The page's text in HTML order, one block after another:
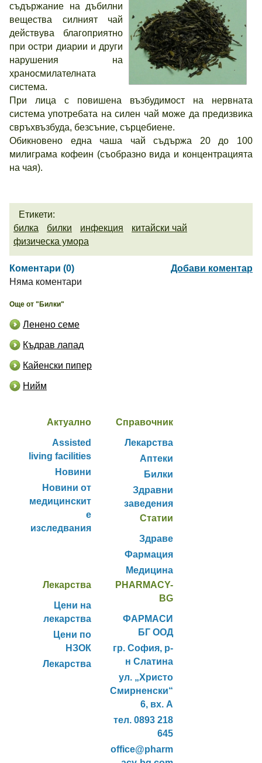
съдържание на дъбилни
вещества силният чай
действува благоприятно
при остри диарии и други
нарушения на
храносмилателната
система.
При лица с повишена възбудимост на нервната
система употребата на силен чай може да предизвика
свръхвъзбуда, безсъние, сърцебиене.
Обикновено една чаша чай съдържа 20 до 100
милиграма кофеин (съобразно вида и концентрацията
на чая).
Етикети:
билка
билки инфекция
китайски чай
физическа умора
Коментари (0)
Добави коментар
Няма коментари
Още от "Билки"
Ленено семе
Къдрав лапад
Кайенски пипер
Нийм
Актуално
Assisted
living facilities
Новини
Новини от
медицинскит
е
изследвания
Справочник
Лекарства
Аптеки
Билки
Здравни
заведения
Статии
Здраве
Фармация
Медицина
Лекарства
Цени на
лекарства
Цени по
НЗОК
Лекарства
PHARMACY-
BG
ФАРМАСИ
БГ ООД
гр. София, р-
н Слатина
ул. „Христо
Смирненски“
6, вх. А
тел. 0893 218
645
office@pharm